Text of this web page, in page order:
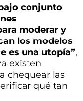
chequear las
qué tan